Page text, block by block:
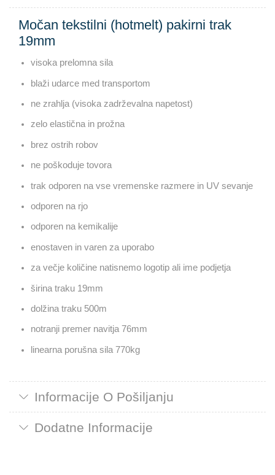
Močan tekstilni (hotmelt) pakirni trak
19mm
visoka prelomna sila
blaži udarce med transportom
ne zrahlja (visoka zadrževalna napetost)
zelo elastična in prožna
brez ostrih robov
ne poškoduje tovora
trak odporen na vse vremenske razmere in UV sevanje
odporen na rjo
odporen na kemikalije
enostaven in varen za uporabo
za večje količine natisnemo logotip ali ime podjetja
širina traku 19mm
dolžina traku 500m
notranji premer navitja 76mm
linearna porušna sila 770kg
Informacije O Pošiljanju
Dodatne Informacije